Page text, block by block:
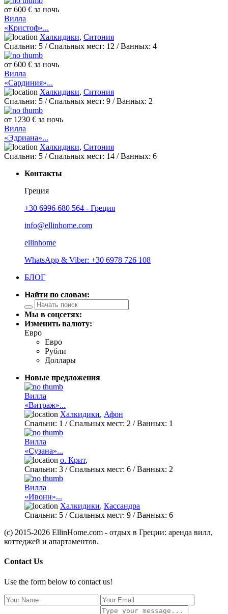
от 600 € за ночь
Вилла
«Кристоф»...
Халкидики, Ситония
Спальни: 5 / Спальных мест: 12 /Ванных: 4
от 600 € за ночь
Вилла
«Сардиния»...
Халкидики, Ситония
Спальни: 5 / Спальных мест: 9 /Ванных: 2
от 1230 € за ночь
Вилла
«Эдриана»...
Халкидики, Ситония
Спальни: 5 / Спальных мест: 14 /Ванных: 6
Контакты
Греция
+30 6996 680 564 - Греция
info@ellinhome.com
ellinhome
WhatsApp & Viber: +30 6978 726 108
БЛОГ
Найти по словам:
Мы в соцсетях:
Изменить валюту:
Евро
Евро
Рубли
Доллары
Новые предложения
Вилла
«Витраж»...
Халкидики, Афон
Спальни: 1 / Спальных мест: 2 /Ванных: 1
Вилла
«Сузана»...
о. Крит,
Спальни: 3 / Спальных мест: 6 /Ванных: 2
Вилла
«Ивонн»...
Халкидики, Кассандра
Спальни: 5 / Спальных мест: 9 /Ванных: 6
(c) 2015-2026 EllinHome.com - отдых в Греции: аренда вилл,
коттеджей и апартаментов.
Contact Us
Use the form below to contact us!